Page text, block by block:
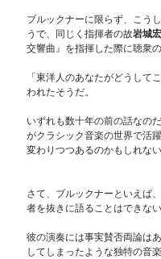
ブルックナーに限らず、こう
うで、同じく指揮者の故岩城
交響曲』を指揮した際に聴衆の
「東洋人のあなたがどうして
われたそうだ。
いずれも数十年の前の話なの
がクラシック音楽の世界で活
変わりつつあるのかもしれない
さて、ブルックナーといえば
者を抜きに語ることはできない
彼の演奏には事実賛否両論は
してしまったような独特の音